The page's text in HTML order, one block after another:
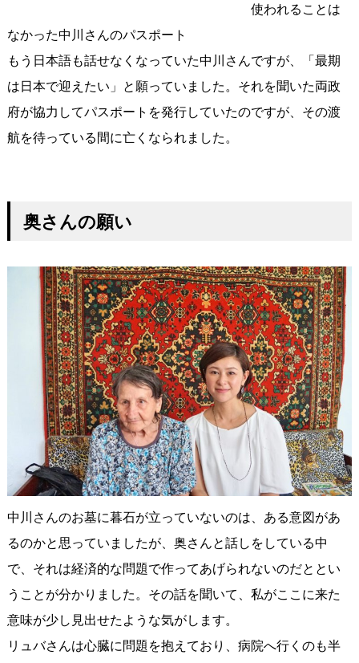
使われることは
なかった中川さんのパスポート
もう日本語も話せなくなっていた中川さんですが、「最期
は日本で迎えたい」と願っていました。それを聞いた両政
府が協力してパスポートを発行していたのですが、その渡
航を待っている間に亡くなられました。
奥さんの願い
中川さんのお墓に暮石が立っていないのは、ある意図があ
るのかと思っていましたが、奥さんと話しをしている中
で、それは経済的な問題で作ってあげられないのだととい
うことが分かりました。その話を聞いて、私がここに来た
意味が少し見出せたような気がします。
リュバさんは心臓に問題を抱えており、病院へ行くのも半